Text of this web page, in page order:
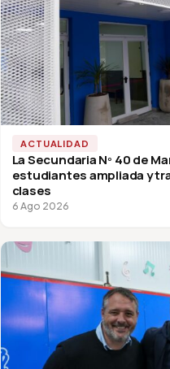
ACTUALIDAD
La Secundaria Nº 40 de
estudiantes ampliada y
clases
6 Ago 2026